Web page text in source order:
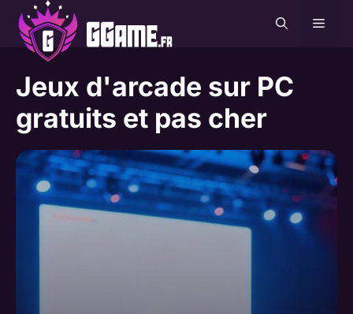
Aller
contenu
Jeux d'arcade sur PC
gratuits et pas cher